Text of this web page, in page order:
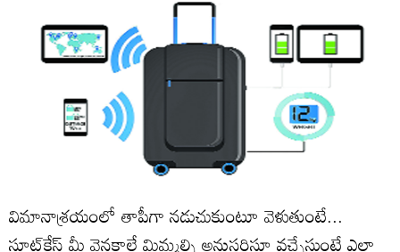
విమానాశ్రయంలో తాపీగా నడుచుకుంటూ వెళుతుంటే...
సూట్‌కేస్‌ మీ వెనకాలే మిమ్మల్ని అనుసరిస్తూ వచ్చేస్తుంటే ఎలా